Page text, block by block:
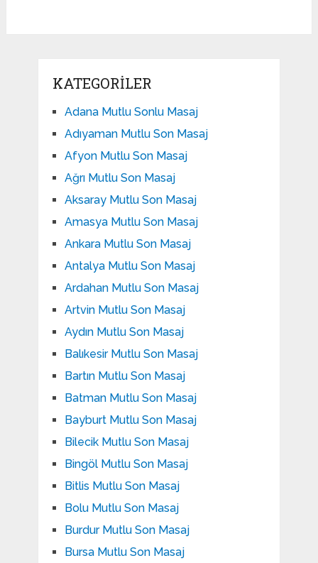
KATEGORILER
Adana Mutlu Sonlu Masaj
Adıyaman Mutlu Son Masaj
Afyon Mutlu Son Masaj
Ağrı Mutlu Son Masaj
Aksaray Mutlu Son Masaj
Amasya Mutlu Son Masaj
Ankara Mutlu Son Masaj
Antalya Mutlu Son Masaj
Ardahan Mutlu Son Masaj
Artvin Mutlu Son Masaj
Aydın Mutlu Son Masaj
Balıkesir Mutlu Son Masaj
Bartın Mutlu Son Masaj
Batman Mutlu Son Masaj
Bayburt Mutlu Son Masaj
Bilecik Mutlu Son Masaj
Bingöl Mutlu Son Masaj
Bitlis Mutlu Son Masaj
Bolu Mutlu Son Masaj
Burdur Mutlu Son Masaj
Bursa Mutlu Son Masaj